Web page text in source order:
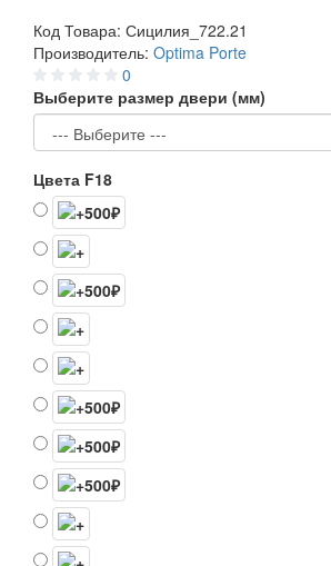
Код Товара: Сицилия_722.21
Производитель: Optima Porte
0
Выберите размер двери (мм)
Цвета F18